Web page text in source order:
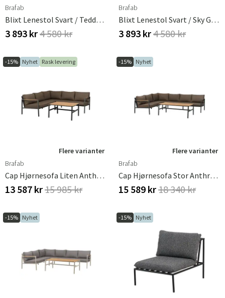
Brafab
Blixt Lenestol Svart / Teddy Ant
3 893 kr4 580 kr
Brafab
Blixt Lenestol Svart / Sky Grey Brafab
3 893 kr4 580 kr
-15% Nyhet Rask levering
Flere varianter
Brafab
Cap Hjørnesofa Liten Anthracite / Brown
13 587 kr15 985 kr
-15% Nyhet
Flere varianter
Brafab
Cap Hjørnesofa Stor Anthracite / Brown
15 589 kr18 340 kr
-15% Nyhet -15% Nyhet